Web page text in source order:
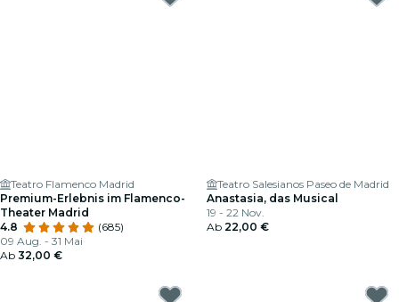
Teatro Flamenco Madrid
Premium-Erlebnis im Flamenco-
Theater Madrid
4.8
(685)
09 Aug. - 31 Mai
Ab 32,00 €
Teatro Salesianos Paseo de Madrid
Anastasia, das Musical
19 - 22 Nov.
Ab 22,00 €